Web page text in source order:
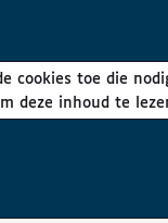
deze inhoud te